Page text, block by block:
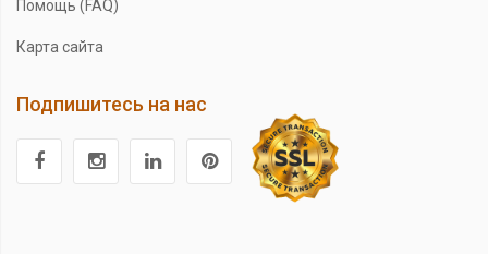
Помощь (FAQ)
Карта сайта
Подпишитесь на нас